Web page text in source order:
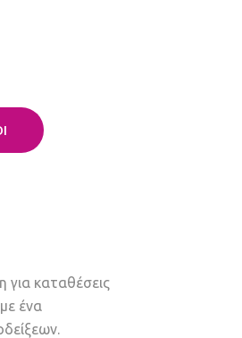
για καταθέσεις
ένα